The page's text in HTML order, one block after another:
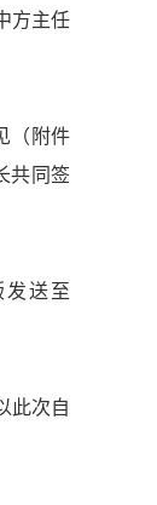
方主任
（附件
共同签
送至
此次自